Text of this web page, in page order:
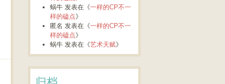
蜗牛 发表在《一样的CP不一
样的磕点》
匿名 发表在《一样的CP不一
样的磕点》
蜗牛 发表在《艺术天赋》